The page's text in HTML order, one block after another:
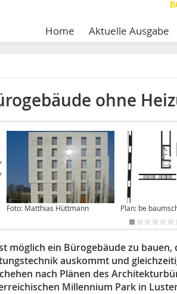
Home Aktuelle Ausgabe
ohne
Foto: Matthias Hüttmann Plan: be
möglich ein Bürogebäude zu
auskommt und
nach Plänen des
Millennium Park in